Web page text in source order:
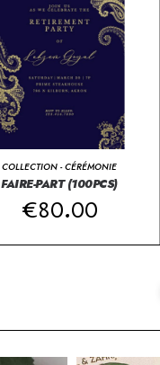
COLLECTION - CÉRÉMONIE
FAIRE-PART (100PCS)
€80.00